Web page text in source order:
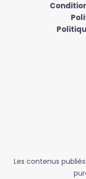
Les contenus